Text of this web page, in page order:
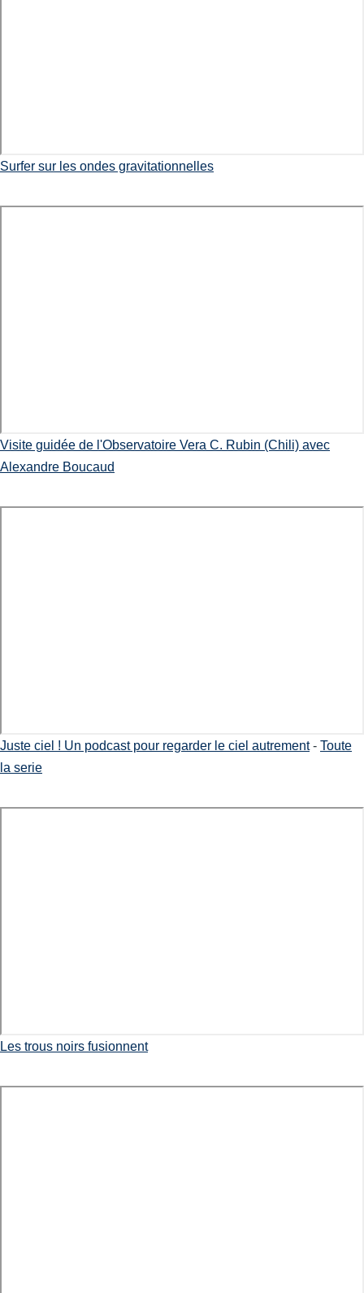
Surfer sur les ondes gravitationnelles
Visite guidée de l'Observatoire Vera C. Rubin (Chili) avec
Alexandre Boucaud
Juste ciel ! Un podcast pour regarder le ciel autrement- Toute
la serie
Les trous noirs fusionnent